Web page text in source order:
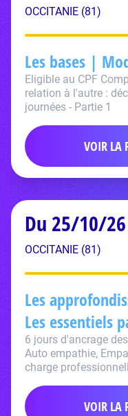
OCCITANIE (81)
Les bases |
Eligible au CPF
relation à l'autre :
journées - Partie 1
VOIR LA
Du 25/10/
OCCITANIE (81)
Les
Les essentiels
6 jours d'ancrage
Auto empathie,
charge
VOIR LA